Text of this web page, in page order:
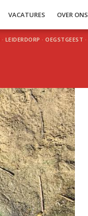
VACATURES OVER ONS
· LEIDERDORP · OEGSTGEEST ·